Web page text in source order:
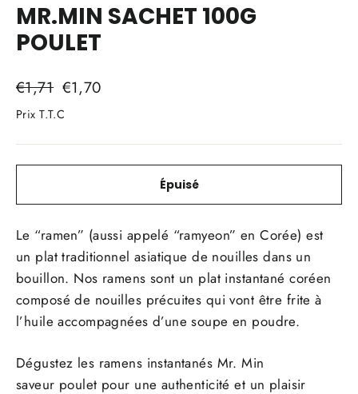
MR.MIN SACHET 100G
POULET
Prix
régulier
€1,71 Prix
réduit
€1,70
Prix T.T.C
Épuisé
Le “ramen” (aussi appelé “ramyeon” en Corée) est
un plat traditionnel asiatique de nouilles dans un
bouillon. Nos ramens sont un plat instantané coréen
composé de nouilles précuites qui vont être frite à
l’huile accompagnées d’une soupe en poudre.
Dégustez les ramens instantanés Mr. Min
saveur poulet pour une authenticité et un plaisir